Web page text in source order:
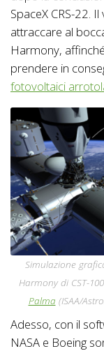
SpaceX CRS-22.
attraccare al
Harmony,
prendere in
fotovoltaici
Simulazione
Harmony di CST-
Palma (ISAA/
Adesso, con il
NASA e Boeing